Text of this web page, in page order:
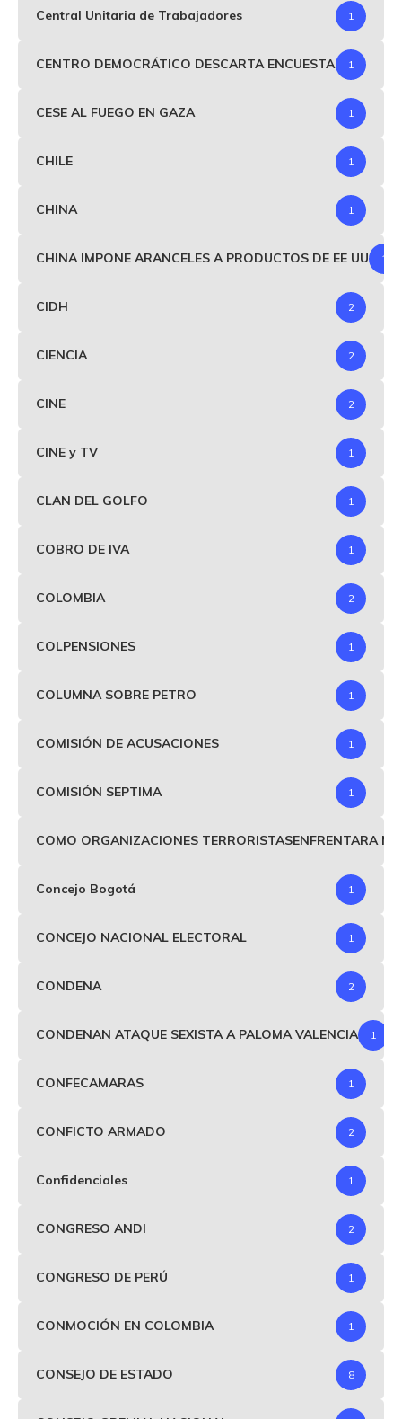
Central Unitaria de Trabajadores 1
CENTRO DEMOCRÁTICO DESCARTA ENCUESTA 1
CESE AL FUEGO EN GAZA 1
CHILE 1
CHINA 1
CHINA IMPONE ARANCELES A PRODUCTOS DE EE UU 1
CIDH 2
CIENCIA 2
CINE 2
CINE y TV 1
CLAN DEL GOLFO 1
COBRO DE IVA 1
COLOMBIA 2
COLPENSIONES 1
COLUMNA SOBRE PETRO 1
COMISIÓN DE ACUSACIONES 1
COMISIÓN SEPTIMA 1
COMO ORGANIZACIONES TERRORISTASENFRENTARA
Concejo Bogotá 1
CONCEJO NACIONAL ELECTORAL 1
CONDENA 2
CONDENAN ATAQUE SEXISTA A PALOMA VALENCIA 1
CONFECAMARAS 1
CONFICTO ARMADO 2
Confidenciales 1
CONGRESO ANDI 2
CONGRESO DE PERÚ 1
CONMOCIÓN EN COLOMBIA 1
CONSEJO DE ESTADO 8